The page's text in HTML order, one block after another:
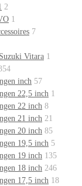
2
1
7
Vitara 1
inch 57
22,5 inch 1
22 inch 8
21 inch 21
20 inch 85
19,5 inch 5
19 inch 135
18 inch 246
17,5 inch 18